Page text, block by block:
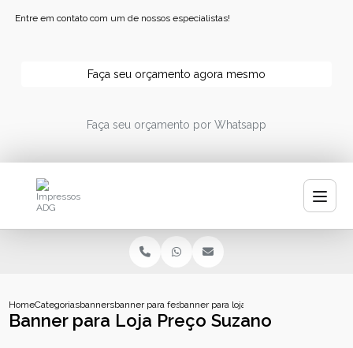
Entre em contato com um de nossos especialistas!
Faça seu orçamento agora mesmo
Faça seu orçamento por Whatsapp
HomeCategoriasbannersbanner para festabanner para loja preco suzano
Banner para Loja Preço Suzano